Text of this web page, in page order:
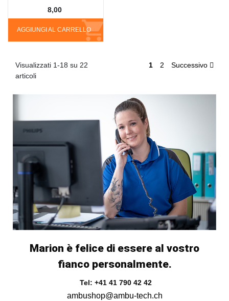
AGGIUNGI AL CARRELLO
8,00
Visualizzati 1-18 su 22
articoli
1 2 Successivo
Marion è felice di essere al vostro
fianco personalmente.
Tel: +41 41 790 42 42
ambushop@ambu-tech.ch